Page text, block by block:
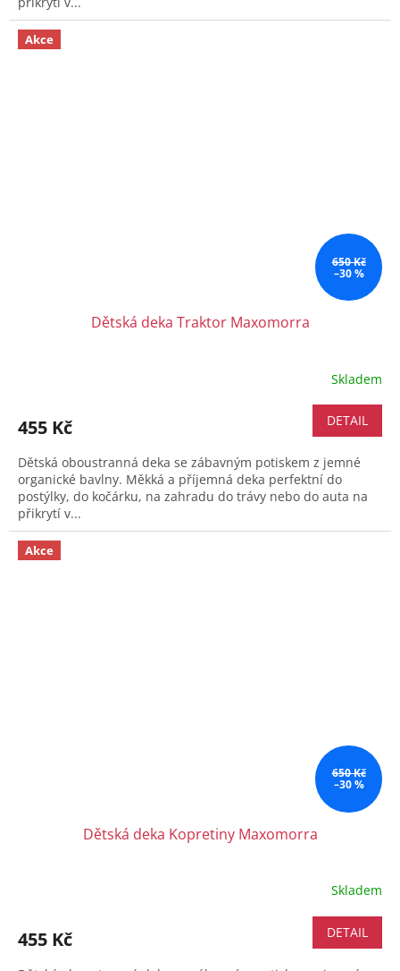
Akce
650 Kč
–30 %
Dětská deka Traktor Maxomorra
Skladem
455 Kč DETAIL
Dětská oboustranná deka se zábavným potiskem z jemné
organické bavlny. Měkká a příjemná deka perfektní do
postýlky, do kočárku, na zahradu do trávy nebo do auta na
přikrytí v...
Akce
650 Kč
–30 %
Dětská deka Kopretiny Maxomorra
Skladem
455 Kč DETAIL